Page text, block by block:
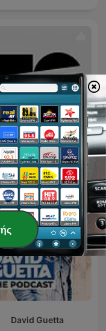
Θέατρο - Κύκλος
συζητήσεων
David Guetta